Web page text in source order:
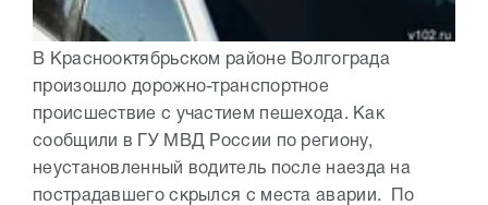
В Краснооктябрьском районе Волгограда
произошло дорожно-транспортное
происшествие с участием пешехода. Как
сообщили в ГУ МВД России по региону,
неустановленный водитель после наезда на
пострадавшего скрылся с места аварии. По